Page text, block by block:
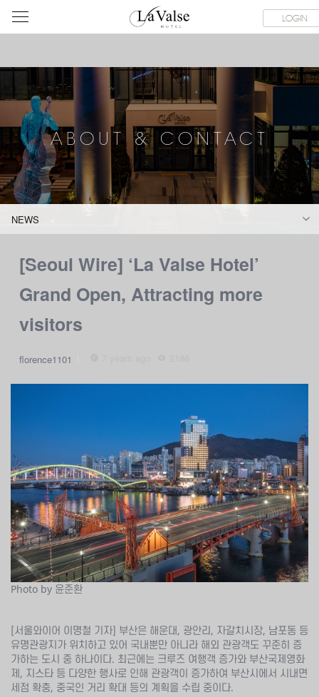
라
발
스
호
텔
LOGIN
SERVICE FACILITIES ABOUT & CONTACT HOTEL GUIDE
ABOUT & CONTACT
NEWS
[Seoul Wire] ‘La Valse Hotel’
Grand Open, Attracting more
visitors
florence1101
Photo by 윤준환
[서울와이어 이명철 기자] 부산은 해운대, 광안리, 자갈치시장, 남포동 등
유명관광지가 위치하고 있어 국내뿐만 아니라 해외 관광객도 꾸준히 증
가하는 도시 중 하나이다. 최근에는 크루즈 여행객 증가와 부산국제영화
제, 지스타 등 다양한 행사로 인해 관광객이 증가하여 부산시에서 시내면
세점 확충, 중국인 거리 확대 등의 계획을 수립 중이다.